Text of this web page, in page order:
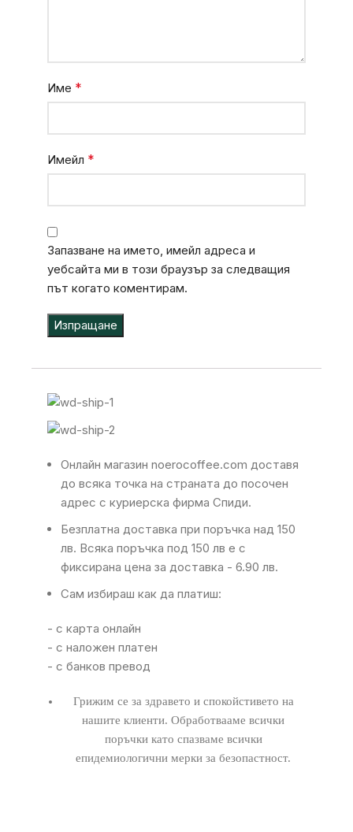
Име *
Имейл *
Запазване на името, имейл адреса и
уебсайта ми в този браузър за следващия
път когато коментирам.
Онлайн магазин noerocoffee.com доставя
до всяка точка на страната до посочен
адрес с куриерска фирма Спиди.
Безплатна доставка при поръчка над 150
лв. Всяка поръчка под 150 лв е с
фиксирана цена за доставка - 6.90 лв.
Сам избираш как да платиш:
- с карта онлайн
- с наложен платен
- с банков превод
Грижим се за здравето и спокойстивето на
нашите клиенти. Обработвааме всички
поръчки като спазваме всички
епидемиологични мерки за безопастност.